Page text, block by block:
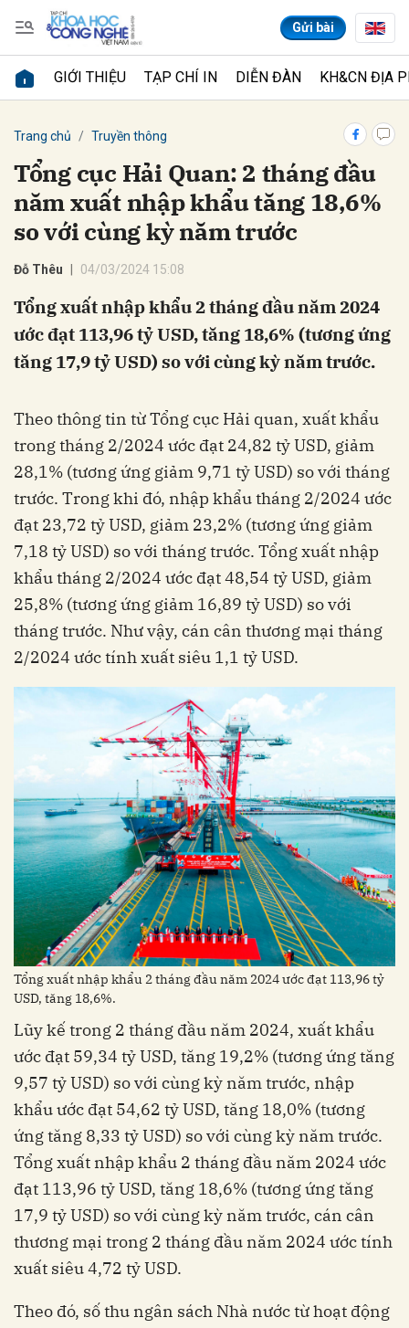
Gửi bài
GIỚI THIỆU TẠP CHÍ IN DIỄN ĐÀN KH&CN ĐỊA
Trang chủ Truyền thông
Tổng cục Hải Quan: 2 tháng đầu
năm xuất nhập khẩu tăng 18,6%
so với cùng kỳ năm trước
Đỗ Thêu 04/03/2024 15:08
Tổng xuất nhập khẩu 2 tháng đầu năm 2024
ước đạt 113,96 tỷ USD, tăng 18,6% (tương ứng
tăng 17,9 tỷ USD) so với cùng kỳ năm trước.
Theo thông tin từ Tổng cục Hải quan, xuất khẩu
trong tháng 2/2024 ước đạt 24,82 tỷ USD, giảm
28,1% (tương ứng giảm 9,71 tỷ USD) so với tháng
trước. Trong khi đó, nhập khẩu tháng 2/2024 ước
đạt 23,72 tỷ USD, giảm 23,2% (tương ứng giảm
7,18 tỷ USD) so với tháng trước. Tổng xuất nhập
khẩu tháng 2/2024 ước đạt 48,54 tỷ USD, giảm
25,8% (tương ứng giảm 16,89 tỷ USD) so với
tháng trước. Như vậy, cán cân thương mại tháng
2/2024 ước tính xuất siêu 1,1 tỷ USD.
Tổng xuất nhập khẩu 2 tháng đầu năm 2024 ước đạt 113,96 tỷ
USD, tăng 18,6%.
Lũy kế trong 2 tháng đầu năm 2024, xuất khẩu
ước đạt 59,34 tỷ USD, tăng 19,2% (tương ứng tăng
9,57 tỷ USD) so với cùng kỳ năm trước, nhập
khẩu ước đạt 54,62 tỷ USD, tăng 18,0% (tương
ứng tăng 8,33 tỷ USD) so với cùng kỳ năm trước.
Tổng xuất nhập khẩu 2 tháng đầu năm 2024 ước
đạt 113,96 tỷ USD, tăng 18,6% (tương ứng tăng
17,9 tỷ USD) so với cùng kỳ năm trước, cán cân
thương mại trong 2 tháng đầu năm 2024 ước tính
xuất siêu 4,72 tỷ USD.
Theo đó, số thu ngân sách Nhà nước từ hoạt động
Gửi bình luận
Hủy Gửi